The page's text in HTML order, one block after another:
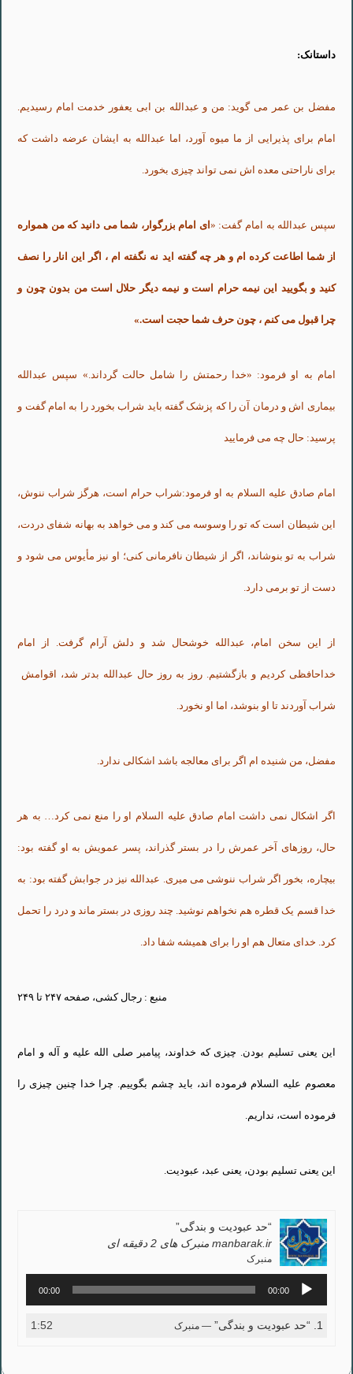
داستانک:
مفضل بن عمر می گوید: من و عبدالله بن ابى یعفور خدمت امام رسیدیم.
امام براى پذیرایى از ما میوه آورد، اما عبدالله به ایشان عرضه داشت که
براى ناراحتى معده اش نمى تواند چیزى بخورد.
سپس عبدالله به امام گفت: « اى امام بزرگوار، شما مى دانید که من همواره
از شما اطاعت کرده ام و هر چه گفته اید نه نگفته ام ، اگر این انار را نصف
کنید و بگویید این نیمه حرام است و نیمه دیگر حلال است من بدون چون و
چرا قبول مى کنم ، چون حرف شما حجت است.»
امام به او فرمود: «خدا رحمتش را شامل حالت گرداند.» سپس عبدالله
بیمارى اش و درمان آن را که پزشک گفته باید شراب بخورد را به امام گفت و
پرسید: حال چه مى فرمایید
امام صادق علیه السلام به او فرمود:شراب حرام است، هرگز شراب ننوش،
این شیطان است که تو را وسوسه مى کند و مى خواهد به بهانه شفاى دردت،
شراب به تو بنوشاند، اگر از شیطان نافرمانى کنى؛ او نیز مأیوس مى شود و
دست از تو برمى دارد.
از این سخن امام، عبدالله خوشحال شد و دلش آرام گرفت. از امام
خداحافظى کردیم و بازگشتیم. روز به روز حال عبدالله بدتر شد، اقوامش ‍
شراب آوردند تا او بنوشد، اما او نخورد.
مفضل، من شنیده ام اگر براى معالجه باشد اشکالى ندارد.
اگر اشکال نمى داشت امام صادق علیه السلام او را منع نمى کرد… به هر
حال، روزهاى آخر عمرش را در بستر گذراند، پسر عمویش به او گفته بود:
بیچاره، بخور اگر شراب ننوشى مى میرى. عبدالله نیز در جوابش گفته بود: به
خدا قسم یک قطره هم نخواهم نوشید. چند روزى در بستر ماند و درد را تحمل
کرد. خداى متعال هم او را براى همیشه شفا داد.
منبع : رجال کشى، صفحه ۲۴۷ تا ۲۴۹
این یعنی تسلیم بودن. چیزی که خداوند، پیامبر صلی الله علیه و آله و امام
معصوم علیه السلام فرموده اند، باید چشم بگوییم. چرا خدا چنین چیزی را
فرموده است، نداریم.
این یعنی تسلیم بودن، یعنی عبد، عبودیت.
“حد عبودیت و بندگی”
manbarak.ir منبرک های 2 دقیقه ای
منبرک
پخش‌کننده
صوت
00:00
00:00
1. “حد عبودیت و بندگی”— منبرک 1:52